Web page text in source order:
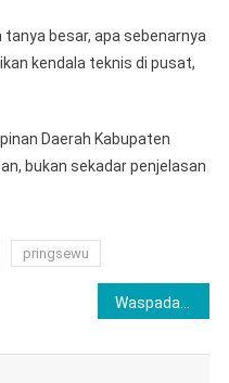
besar, apa sebenarnya
kendala teknis di pusat,
Daerah Kabupaten
bukan sekadar penjelasan
pringsewu